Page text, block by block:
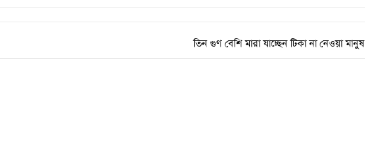
তিন গুণ বেশি মারা যাচ্ছেন টিকা না নেওয়া মানুষ